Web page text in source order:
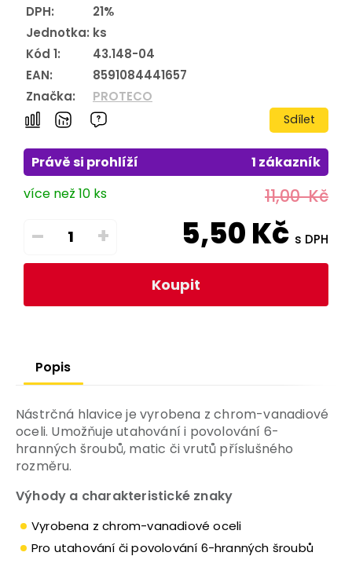
DPH:
21%
Jednotka: ks
Kód 1:
43.148-04
EAN:
8591084441657
Značka:
PROTECO
Sdílet
Právě si prohlíží
1 zákazník
více než 10 ks
– +
11,00Kč
5,50Kč s DPH
Koupit
Popis
Nástrčná hlavice je vyrobena z chrom-vanadiové
oceli. Umožňuje utahování i povolování 6-
hranných šroubů, matic či vrutů příslušného
rozměru.
Výhody a charakteristické znaky
Vyrobena z chrom-vanadiové oceli
Pro utahování či povolování 6-hranných šroubů